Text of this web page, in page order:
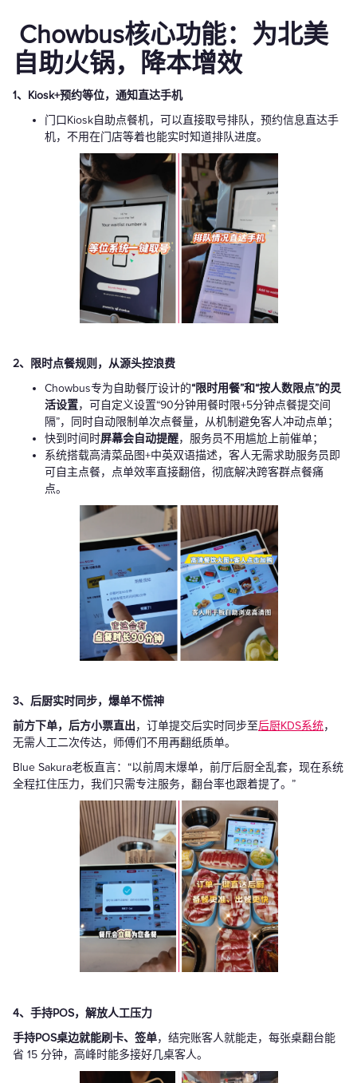
Chowbus核心功能：为北美
自助火锅，降本增效
1、Kiosk+预约等位，通知直达手机
门口Kiosk自助点餐机，可以直接取号排队，预约信息直达手
机，不用在门店等着也能实时知道排队进度。
2、限时点餐规则，从源头控浪费
Chowbus专为自助餐厅设计的“限时用餐”和“按人数限点”的灵
活设置，可自定义设置“90分钟用餐时限+5分钟点餐提交间
隔”，同时自动限制单次点餐量，从机制避免客人冲动点单；
快到时间时屏幕会自动提醒，服务员不用尴尬上前催单；
系统搭载高清菜品图+中英双语描述，客人无需求助服务员即
可自主点餐，点单效率直接翻倍，彻底解决跨客群点餐痛
点。
3、后厨实时同步，爆单不慌神
前方下单，后方小票直出，订单提交后实时同步至后厨KDS系统，
无需人工二次传达，师傅们不用再翻纸质单。
Blue Sakura老板直言：“以前周末爆单，前厅后厨全乱套，现在系统
全程扛住压力，我们只需专注服务，翻台率也跟着提了。”
4、手持POS，解放人工压力
手持POS桌边就能刷卡、签单，结完账客人就能走，每张桌翻台能
省 15 分钟，高峰时能多接好几桌客人。